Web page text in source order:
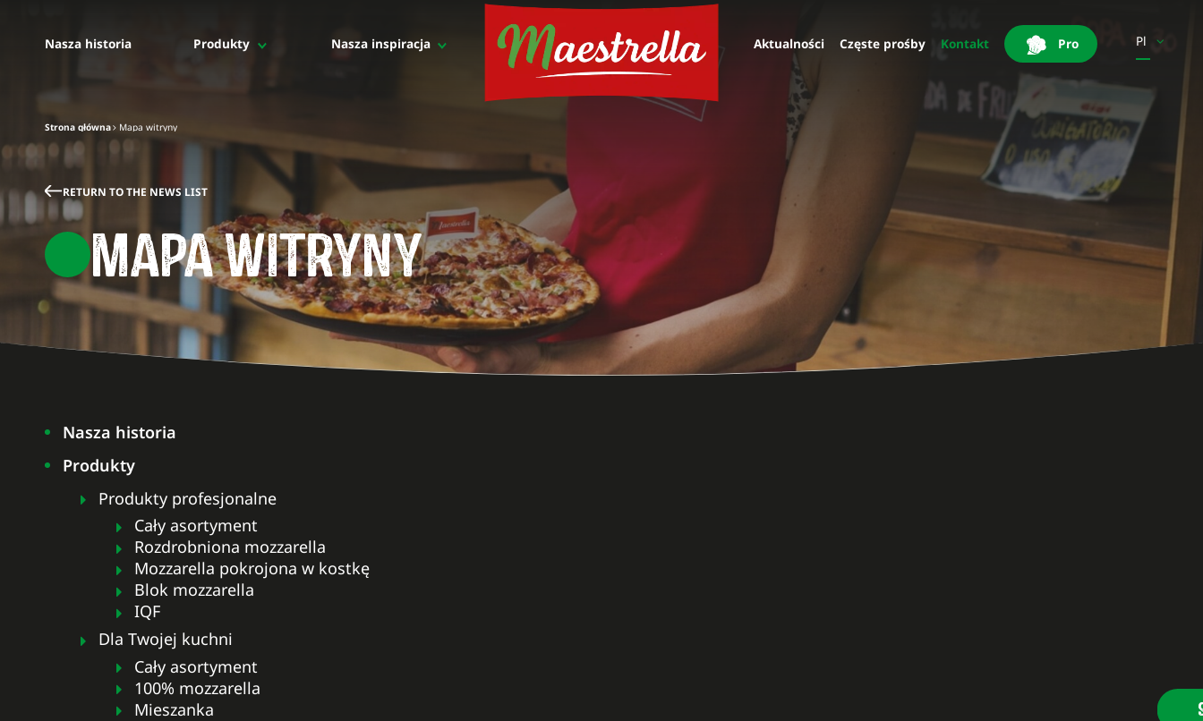
Nasza historia Produkty
Rozdrobniona mozzarella
Mozzarella pokrojona w kostkę
Blok mozzarella
IQF
Dla Twojej kuchni
100% mozzarella
Mieszanka
Nasza inspiracja
Do kuchenek domowych
Aktualności Częste prośby Kontakt Pro Pl
Es
It
Fi
Nl
Strona główna Mapa witryny
RETURN TO THE NEWS LIST
MAPA WITRYNY
Nasza historia
Produkty
Produkty profesjonalne
Cały asortyment
Rozdrobniona mozzarella
Mozzarella pokrojona w kostkę
Blok mozzarella
IQF
Dla Twojej kuchni
Cały asortyment
100% mozzarella
Mieszanka